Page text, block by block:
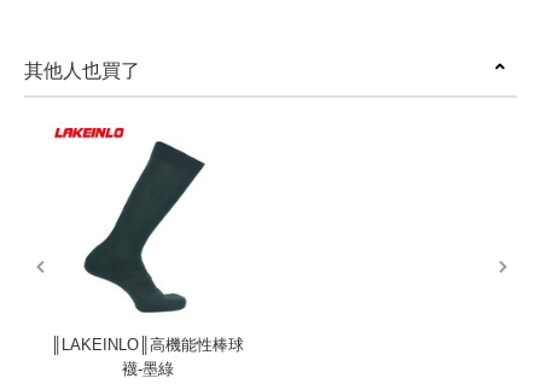
其他人也買了
║LAKEINLO║高機能性棒球
襪-墨綠